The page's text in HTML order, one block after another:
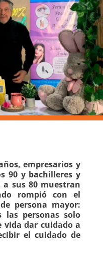
empresarios y
90 y bachilleres y
a sus 80 muestran
rompió con el
persona mayor:
las personas solo
vida dar cuidado a
el cuidado de